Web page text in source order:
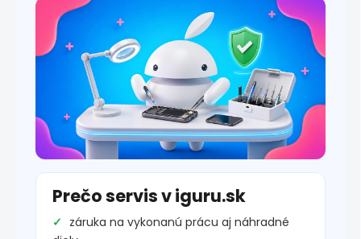
Prečo servis v iguru.sk
záruka na vykonanú prácu aj náhradné